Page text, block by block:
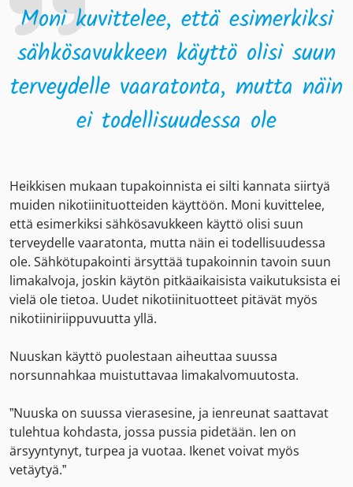
Moni kuvittelee, että esimerkiksi
sähkösavukkeen käyttö olisi suun
terveydelle vaaratonta, mutta näin
ei todellisuudessa ole
Heikkisen mukaan tupakoinnista ei silti kannata siirtyä
muiden nikotiinituotteiden käyttöön. Moni kuvittelee,
että esimerkiksi sähkösavukkeen käyttö olisi suun
terveydelle vaaratonta, mutta näin ei todellisuudessa
ole. Sähkötupakointi ärsyttää tupakoinnin tavoin suun
limakalvoja, joskin käytön pitkäaikaisista vaikutuksista ei
vielä ole tietoa. Uudet nikotiinituotteet pitävät myös
nikotiiniriippuvuutta yllä.
Nuuskan käyttö puolestaan aiheuttaa suussa
norsunnahkaa muistuttavaa limakalvomuutosta.
”Nuuska on suussa vierasesine, ja ienreunat saattavat
tulehtua kohdasta, jossa pussia pidetään. Ien on
ärsyyntynyt, turpea ja vuotaa. Ikenet voivat myös
vetäytyä.”